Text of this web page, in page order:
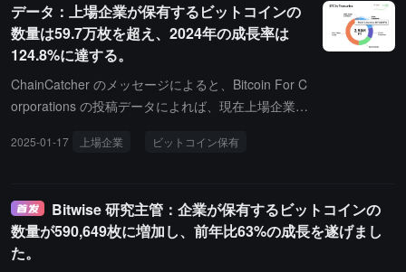
データ：上場企業が保有するビットコインの
数量は59.7万枚を超え、2024年の成長率は
124.8%に達する。
ChainCatcher のメッセージによると、Bitcoin For C
orporations の投稿データによれば、現在上場企業が
います。2024 年、企業のビットコイン準備率は 12
2025-01-17 上場企業 ビットコイン保有
Bitwise 研究主管：企業が保有するビットコインの
数量が590,649枚に増加し、前年比63%の成長を遂げまし
た。